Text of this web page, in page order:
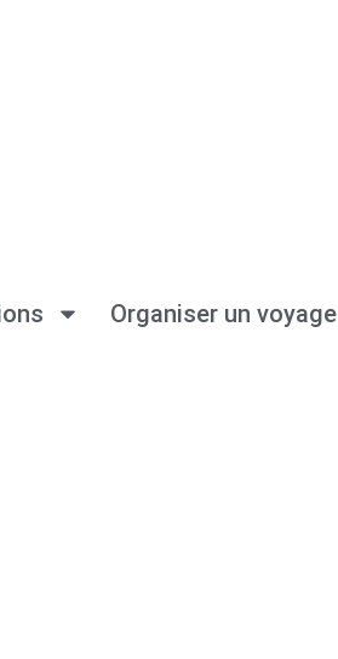
Organiser un voyage